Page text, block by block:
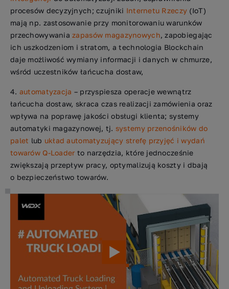
procesów decyzyjnych; czujniki Internetu Rzeczy (IoT)
mają np. zastosowanie przy monitorowaniu warunków
przechowywaniazapasów magazynowych, zapobiegając
ich uszkodzeniom i stratom, a technologia Blockchain
daje możliwość wymiany informacji i danych w chmurze,
wśród uczestników łańcucha dostaw,
automatyzacja – przyspiesza operacje wewnątrz
łańcucha dostaw, skraca czas realizacji zamówienia oraz
wpływa na poprawę jakości obsługi klienta; systemy
automatyki magazynowej, tj. systemy przenośników do
palet lub układ automatyzujący strefę przyjęć i wydań
towarów Q-Loader to narzędzia, które jednocześnie
zwiększają przepływ pracy, optymalizują koszty i dbają
o bezpieczeństwo towarów.
Automatyzacja strefy wydań i przyjęć towarów
z wykorzystaniem systemu Q-Loader firmy WDX